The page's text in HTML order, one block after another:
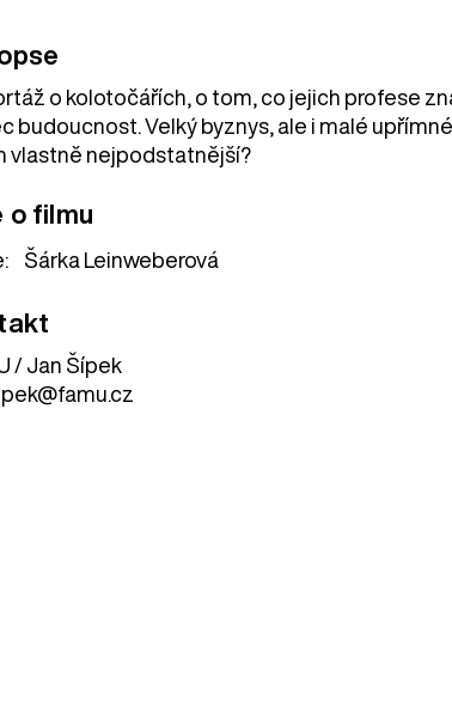
o kolotočářích, o tom, co jejich profese
budoucnost. Velký byznys, ale i malé
vlastně nejpodstatnější?
o filmu
Šárka Leinweberová
/ Jan Šípek